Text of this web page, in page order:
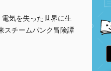
気を失った世界に生
スチームパンク冒険譚